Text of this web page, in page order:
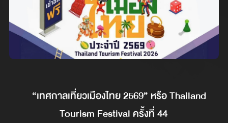
“เทศกาลเที่ยวเมืองไทย 2569” หรือ Thailand
Tourism Festival ครั้งที่ 44